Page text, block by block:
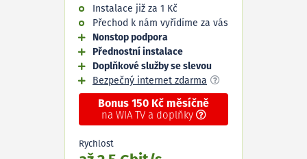
Instalace již za 1 Kč
Přechod k nám vyřídíme za vás
Nonstop podpora
Přednostní instalace
Doplňkové služby se slevou
Bezpečný internet zdarma
Bonus 150 Kč měsíčně
na WIA TV a doplňky
Rychlost